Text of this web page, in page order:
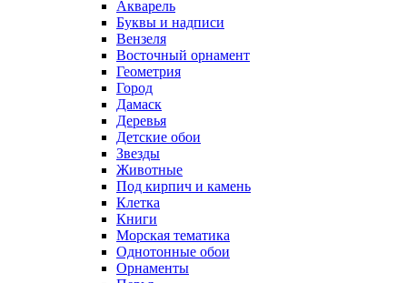
Акварель
Буквы и надписи
Вензеля
Восточный орнамент
Геометрия
Город
Дамаск
Деревья
Детские обои
Звезды
Животные
Под кирпич и камень
Клетка
Книги
Морская тематика
Однотонные обои
Орнаменты